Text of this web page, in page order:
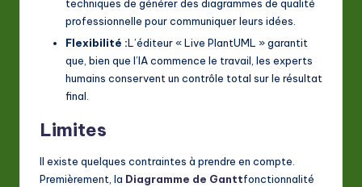
techniques de générer des diagrammes de qualité
professionnelle pour communiquer leurs idées.
Flexibilité :L’éditeur « Live PlantUML » garantit
que, bien que l’IA commence le travail, les experts
humains conservent un contrôle total sur le résultat
final.
Limites
Il existe quelques contraintes à prendre en compte.
Premièrement, la Diagramme de Ganttfonctionnalité